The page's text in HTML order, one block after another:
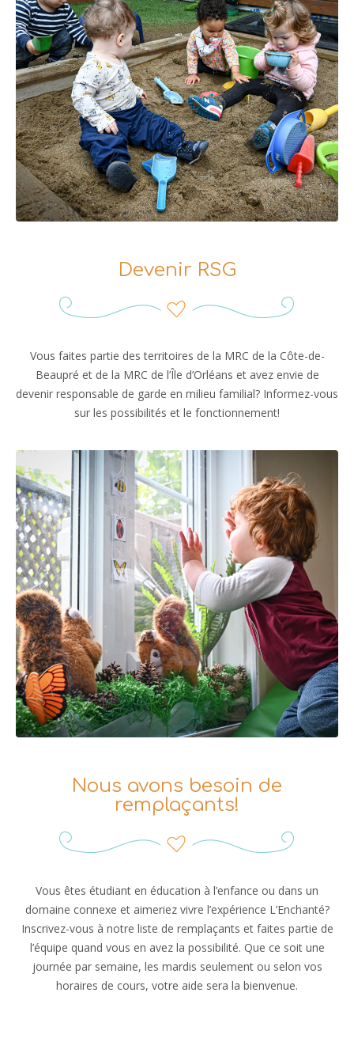
Devenir RSG
Vous faites partie des territoires de la MRC de la Côte-de-
Beaupré et de la MRC de l’Île d’Orléans et avez envie de
devenir responsable de garde en milieu familial? Informez-vous
sur les possibilités et le fonctionnement!
Nous avons besoin de
remplaçants!
Vous êtes étudiant en éducation à l’enfance ou dans un
domaine connexe et aimeriez vivre l’expérience L’Enchanté?
Inscrivez-vous à notre liste de remplaçants et faites partie de
l’équipe quand vous en avez la possibilité. Que ce soit une
journée par semaine, les mardis seulement ou selon vos
horaires de cours, votre aide sera la bienvenue.